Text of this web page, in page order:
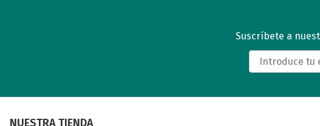
Suscríbete a
NUESTRA TIENDA